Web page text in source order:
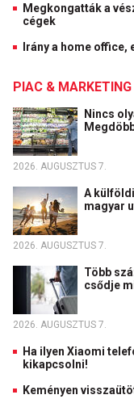
Megkongatták a
cégek
Irány a home office,
PIAC & MARKETING
Nincs
2026. AUGUSZTUS 7.
A
magyar
2026. AUGUSZTUS 7.
Több
csődje
2026. AUGUSZTUS 7.
Ha ilyen Xiaomi
kikapcsolni!
Keményen